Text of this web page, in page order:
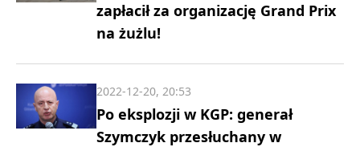
zapłacił za organizację Grand Prix
na żużlu!
Po eksplozji w KGP: generał
Szymczyk przesłuchany w
2022-12-20, 20:53